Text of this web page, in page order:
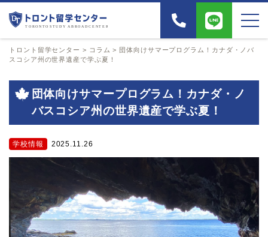
トロント留学センター > コラム > 団体向けサマープログラム！カナダ・ノバ
スコシア州の世界遺産で学ぶ夏！
団体向けサマープログラム！カナダ・ノ
バスコシア州の世界遺産で学ぶ夏！
学校情報 2025.11.26